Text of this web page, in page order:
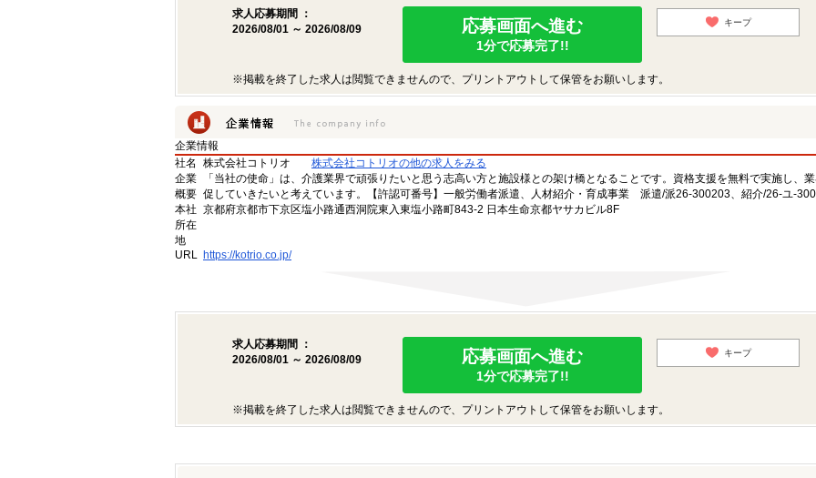
求人応募期間 ：
2026/08/01 ～ 2026/08/09
応募画面へ進む
1分で応募完了!!
キープ
※掲載を終了した求人は閲覧できませんので、プリントアウトして保管をお願いします。
企業情報
社名
株式会社コトリオ
株式会社コトリオの他の求人をみる
企業
概要
「当社の使命」は、介護業界で頑張りたいと思う志高い方と施設様との架け橋となることです。資格支援を無料で実施し、
促していきたいと考えています。【許認可番号】一般労働者派遣、人材紹介・育成事業 派遣/派26-300203、紹介/26-ユ-
本社
所在
地
京都府京都市下京区塩小路通西洞院東入東塩小路町843-2 日本生命京都ヤサカビル8F
URL https://kotrio.co.jp/
求人応募期間 ：
2026/08/01 ～ 2026/08/09
応募画面へ進む
1分で応募完了!!
キープ
※掲載を終了した求人は閲覧できませんので、プリントアウトして保管をお願いします。